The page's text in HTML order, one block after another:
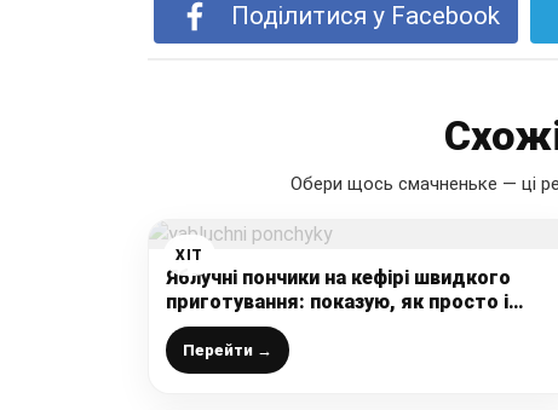
Поділитися у Facebook
Обери щось смачненьке — ці
ХІТ
Яблучні пончики на кефірі швидкого
приготування: показую, як просто і
легко приготувати смакоту до чаю за
лічені хвилини
Перейти →